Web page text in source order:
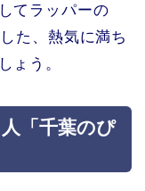
てラッパーの
た、熱気に満ち
ょう。
「千葉のぴ